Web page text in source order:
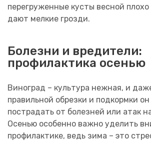
перегруженные кусты весной
дают мелкие грозди.
Болезни и вредители:
профилактика осенью
Виноград – культура нежная, и
правильной обрезки и подкормки
пострадать от болезней или атак
Осенью особенно важно уделить
профилактике, ведь зима – это